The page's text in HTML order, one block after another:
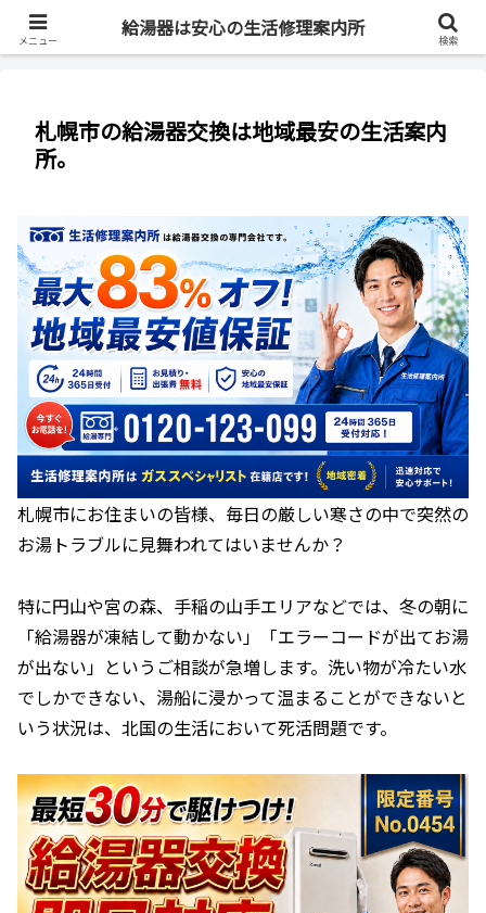
最短即日・全国対応・最大83%OFF
札幌市の給湯器交換は地域最安の生活案内
所。
札幌市にお住まいの皆様、毎日の厳しい寒さの中で突然の
お湯トラブルに見舞われてはいませんか？
特に円山や宮の森、手稲の山手エリアなどでは、冬の朝に
「給湯器が凍結して動かない」「エラーコードが出てお湯
が出ない」というご相談が急増します。洗い物が冷たい水
でしかできない、湯船に浸かって温まることができないと
いう状況は、北国の生活において死活問題です。
メニュー
給湯器は安心の生活修理案内所
検索